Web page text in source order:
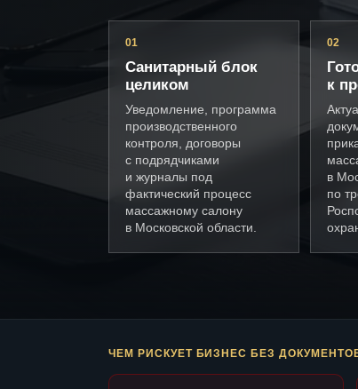
01
Санитарный блок
целиком
Уведомление, программа
производственного
контроля, договоры
с подрядчиками
и журналы под
фактический процесс
массажному салону
в Московской области.
02
к
в
по
ЧЕМ РИСКУЕТ БИЗНЕС БЕЗ